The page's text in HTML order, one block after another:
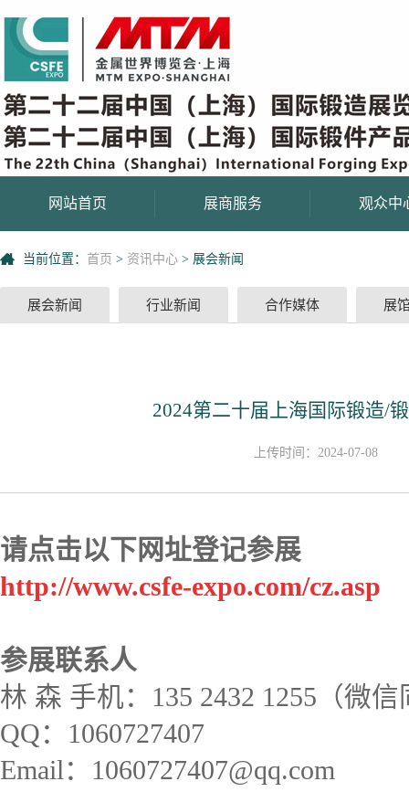
网站首页 展商服务 观众中
当前位置： 首页 > 资讯中心 > 展会新闻
展会新闻 行业新闻 合作媒体 展
2024第二十届上海国际锻造/
上传时间：2024-07-08
请点击以下网址登记参展
http://www.csfe-expo.com/cz.asp
参展联系人
林 森 手机：135 2432 1255（微
QQ：1060727407
Email：1060727407@qq.com